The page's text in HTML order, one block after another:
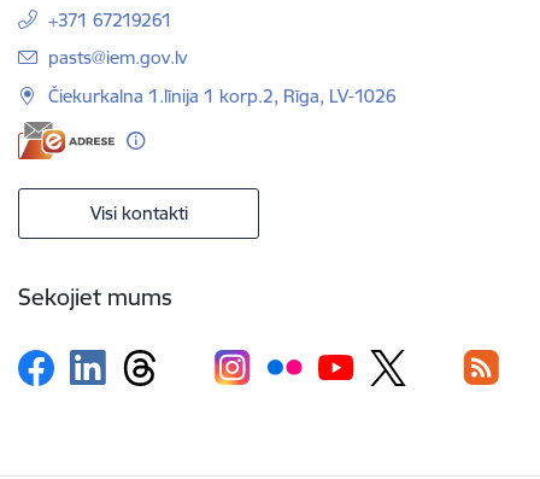
+371 67219261
E-pasts:
pasts@iem.gov.lv
Čiekurkalna 1.līnija 1 korp.2, Rīga, LV-1026
Visi kontakti
Sekojiet mums